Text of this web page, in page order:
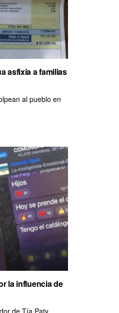
asfixia a familias
al pueblo en
la influencia de